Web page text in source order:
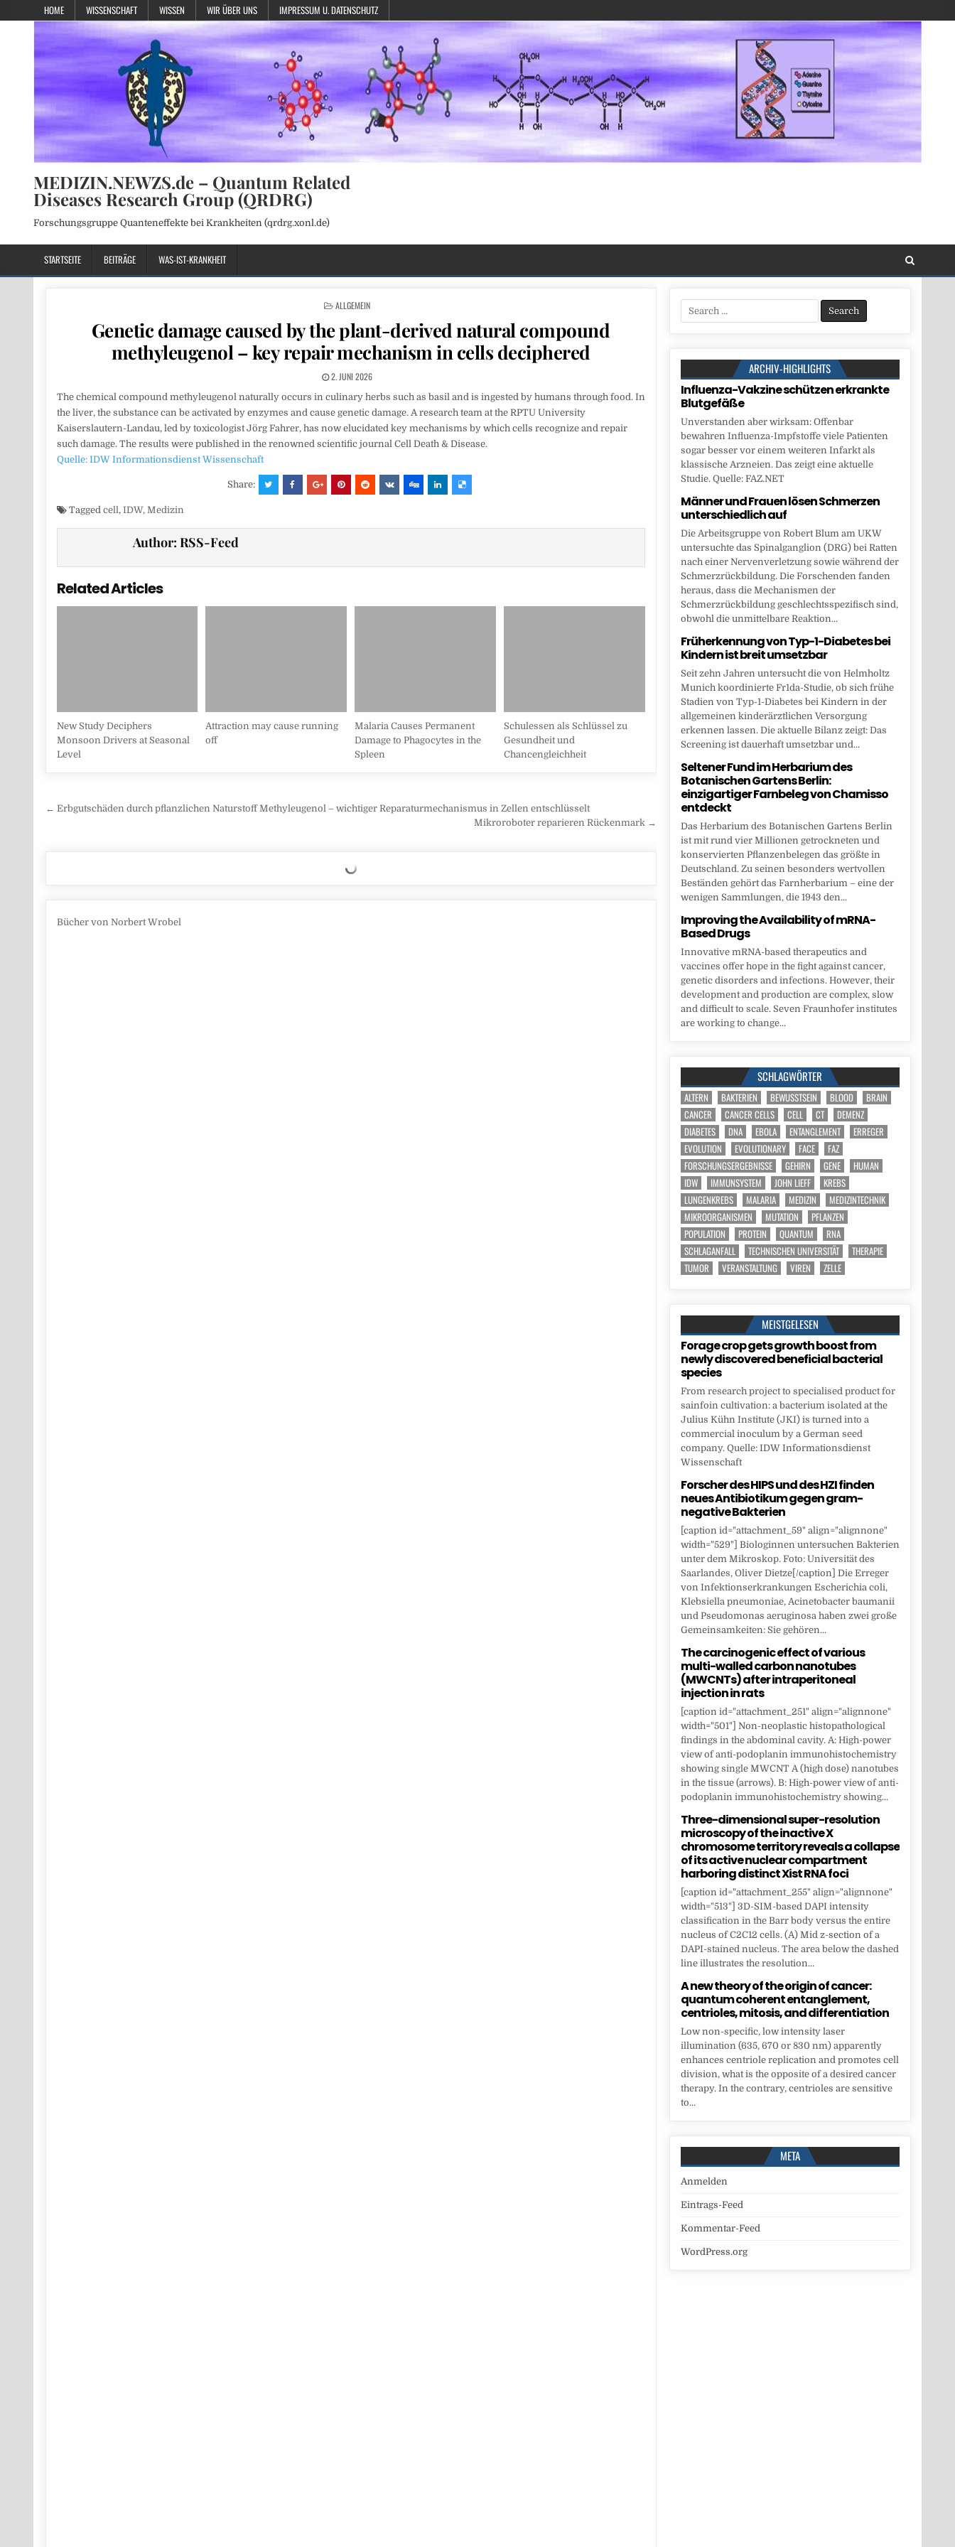
HOME WISSENSCHAFT WISSEN WIR ÜBER UNS IMPRESSUM U. DATENSCHUTZ
MEDIZIN.NEWZS.de – Quantum Related
Diseases Research Group (QRDRG)
Forschungsgruppe Quanteneffekte bei Krankheiten (qrdrg.xonl.de)
STARTSEITE BEITRÄGE WAS-IST-KRANKHEIT
POSTED
ALLGEMEIN
Genetic damage caused by the plant-derived natural compound
methyleugenol – key repair mechanism in cells deciphered
2. JUNI 2026
The chemical compound methyleugenol naturally occurs in culinary herbs such as basil and is ingested by humans through food. In
the liver, the substance can be activated by enzymes and cause genetic damage. A research team at the RPTU University
Kaiserslautern-Landau, led by toxicologist Jörg Fahrer, has now elucidated key mechanisms by which cells recognize and repair
such damage. The results were published in the renowned scientific journal Cell Death & Disease.
Quelle: IDW Informationsdienst Wissenschaft
Share:
Tagged cell, IDW, Medizin
Author:RSS-Feed
Related Articles
New Study Deciphers
Monsoon Drivers at Seasonal
Level
Attraction may cause running
off
Malaria Causes Permanent
Damage to Phagocytes in the
Spleen
Schulessen als Schlüssel zu
Gesundheit und
Chancengleichheit
Beitragsnavigation
← Erbgutschäden durch pflanzlichen Naturstoff Methyleugenol – wichtiger Reparaturmechanismus in Zellen entschlüsselt
Mikroroboter reparieren Rückenmark →
Bücher von Norbert Wrobel
Search
for:
ARCHIV-HIGHLIGHTS
Influenza-Vakzine schützen erkrankte
Blutgefäße
Unverstanden aber wirksam: Offenbar
bewahren Influenza-Impfstoffe viele Patienten
sogar besser vor einem weiteren Infarkt als
klassische Arzneien. Das zeigt eine aktuelle
Studie. Quelle: FAZ.NET
Männer und Frauen lösen Schmerzen
unterschiedlich auf
Die Arbeitsgruppe von Robert Blum am UKW
untersuchte das Spinalganglion (DRG) bei Ratten
nach einer Nervenverletzung sowie während der
Schmerzrückbildung. Die Forschenden fanden
heraus, dass die Mechanismen der
Schmerzrückbildung geschlechtsspezifisch sind,
obwohl die unmittelbare Reaktion...
Früherkennung von Typ-1-Diabetes bei
Kindern ist breit umsetzbar
Seit zehn Jahren untersucht die von Helmholtz
Munich koordinierte Fr1da-Studie, ob sich frühe
Stadien von Typ-1-Diabetes bei Kindern in der
allgemeinen kinderärztlichen Versorgung
erkennen lassen. Die aktuelle Bilanz zeigt: Das
Screening ist dauerhaft umsetzbar und...
Seltener Fund im Herbarium des
Botanischen Gartens Berlin:
einzigartiger Farnbeleg von Chamisso
entdeckt
Das Herbarium des Botanischen Gartens Berlin
ist mit rund vier Millionen getrockneten und
konservierten Pflanzenbelegen das größte in
Deutschland. Zu seinen besonders wertvollen
Beständen gehört das Farnherbarium – eine der
wenigen Sammlungen, die 1943 den...
Improving the Availability of mRNA-
Based Drugs
Innovative mRNA-based therapeutics and
vaccines offer hope in the fight against cancer,
genetic disorders and infections. However, their
development and production are complex, slow
and difficult to scale. Seven Fraunhofer institutes
are working to change...
SCHLAGWÖRTER
ALTERN BAKTERIEN BEWUSSTSEIN BLOOD
BRAIN
CANCER
CANCER CELLS CELL CT
DEMENZ
DIABETES
DNA EBOLA ENTANGLEMENT
ERREGER
EVOLUTION
EVOLUTIONARY FACE
FAZ
FORSCHUNGSERGEBNISSE
GEHIRN GENE
HUMAN
IDW
IMMUNSYSTEM JOHN LIEFF
KREBS
LUNGENKREBS
MALARIA MEDIZIN
MEDIZINTECHNIK
MIKROORGANISMEN
MUTATION
PFLANZEN
POPULATION
PROTEIN QUANTUM
RNA
SCHLAGANFALL
TECHNISCHEN UNIVERSITÄT
THERAPIE
TUMOR
VERANSTALTUNG VIREN ZELLE
MEISTGELESEN
Forage crop gets growth boost from
newly discovered beneficial bacterial
species
From research project to specialised product for
sainfoin cultivation: a bacterium isolated at the
Julius Kühn Institute (JKI) is turned into a
commercial inoculum by a German seed
company. Quelle: IDW Informationsdienst
Wissenschaft
Forscher des HIPS und des HZI finden
neues Antibiotikum gegen gram-
negative Bakterien
[caption id="attachment_59" align="alignnone"
width="529"] Biologinnen untersuchen Bakterien
unter dem Mikroskop. Foto: Universität des
Saarlandes, Oliver Dietze[/caption] Die Erreger
von Infektionserkrankungen Escherichia coli,
Klebsiella pneumoniae, Acinetobacter baumanii
und Pseudomonas aeruginosa haben zwei große
Gemeinsamkeiten: Sie gehören...
The carcinogenic effect of various
multi-walled carbon nanotubes
(MWCNTs) after intraperitoneal
injection in rats
[caption id="attachment_251" align="alignnone"
width="501"] Non-neoplastic histopathological
findings in the abdominal cavity. A: High-power
view of anti-podoplanin immunohistochemistry
showing single MWCNT A (high dose) nanotubes
in the tissue (arrows). B: High-power view of anti-
podoplanin immunohistochemistry showing...
Three-dimensional super-resolution
microscopy of the inactive X
chromosome territory reveals a collapse
of its active nuclear compartment
harboring distinct Xist RNA foci
[caption id="attachment_255" align="alignnone"
width="513"] 3D-SIM-based DAPI intensity
classification in the Barr body versus the entire
nucleus of C2C12 cells. (A) Mid z-section of a
DAPI-stained nucleus. The area below the dashed
line illustrates the resolution...
A new theory of the origin of cancer:
quantum coherent entanglement,
centrioles, mitosis, and differentiation
Low non-specific, low intensity laser
illumination (635, 670 or 830 nm) apparently
enhances centriole replication and promotes cell
division, what is the opposite of a desired cancer
therapy. In the contrary, centrioles are sensitive
to...
META
Anmelden
Eintrags-Feed
Kommentar-Feed
WordPress.org